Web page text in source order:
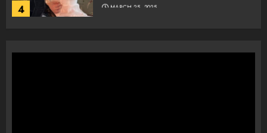
4 MARCH 25, 2025